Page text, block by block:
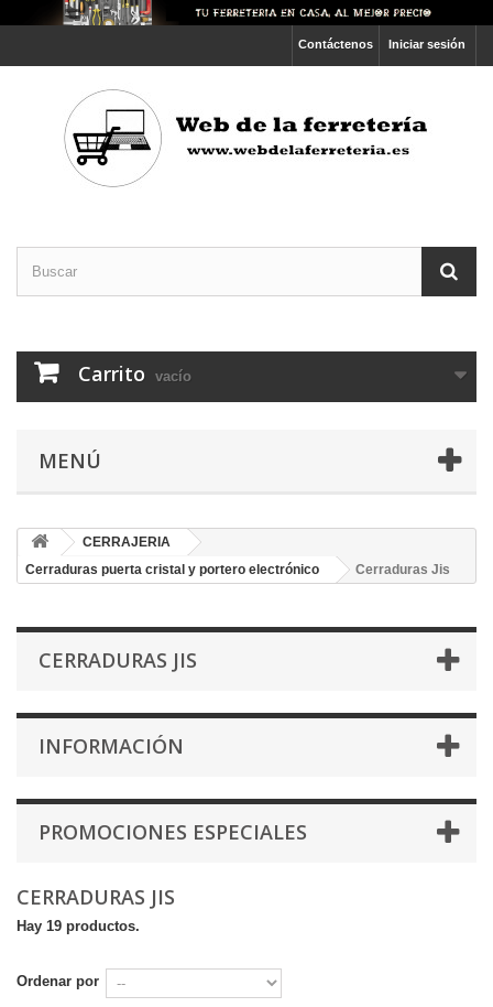
Iniciar sesión
Contáctenos
Carrito vacío
MENÚ
CERRAJERIA
Cerraduras puerta cristal y portero electrónico
Cerraduras Jis
CERRADURAS JIS
INFORMACIÓN
PROMOCIONES ESPECIALES
CERRADURAS JIS
Hay 19 productos.
Ordenar por